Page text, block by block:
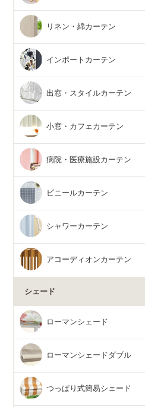
リネン・綿カーテン
インポートカーテン
出窓・スタイルカーテン
小窓・カフェカーテン
病院・医療施設カーテン
ビニールカーテン
シャワーカーテン
アコーディオンカーテン
シェード
ローマンシェード
ローマンシェードダブル
つっぱり式簡易シェード